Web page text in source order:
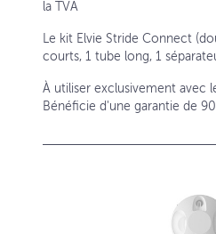
la TVA
Le kit Elvie Stride Connect
courts, 1 tube long, 1
À utiliser exclusivement avec
Bénéficie d'une garantie de